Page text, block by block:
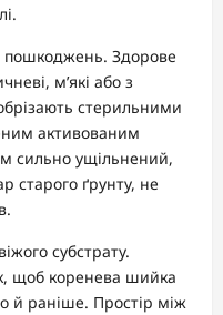
пошкоджень. Здорове
м’які або з
стерильними
активованим
сильно ущільнений,
старого ґрунту, не
субстрату.
щоб коренева шийка
й раніше. Простір між